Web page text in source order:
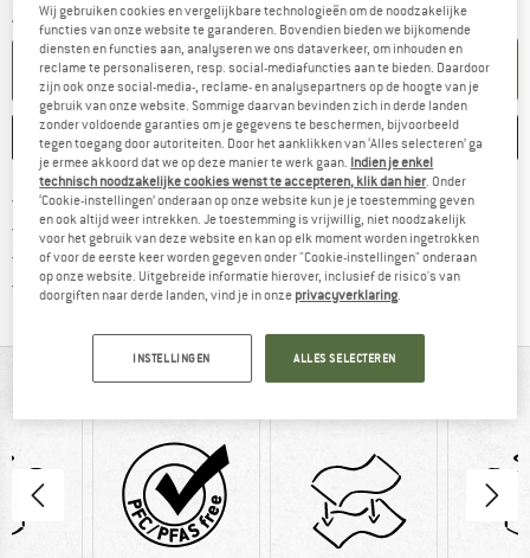
Aantal:
IN DE WINKELMAND
ONTHOUDEN VERGELIJKEN
Gratis verzending vanaf € 69 (NL)Vind hier de
100 dagen bedenktijdVind de betalingsinformatie hier!
> 4.000.000 tevreden klanten
Alle artikelen in voorraad
IN EEN OOGOPSLAG
Wij gebruiken cookies en vergelijkbare technologieën om de noodzakelijke
functies van onze website te garanderen. Bovendien bieden we bijkomende
diensten en functies aan, analyseren we ons dataverkeer, om inhouden en
reclame te personaliseren, resp. social-mediafuncties aan te bieden. Daardoor
zijn ook onze social-media-, reclame- en analysepartners op de hoogte van je
gebruik van onze website. Sommige daarvan bevinden zich in derde landen
zonder voldoende garanties om je gegevens te beschermen, bijvoorbeeld
tegen toegang door autoriteiten. Door het aanklikken van ‘Alles selecteren’ ga
je ermee akkoord dat we op deze manier te werk gaan. Indien je enkel
technisch noodzakelijke cookies wenst te accepteren, klik dan hier. Onder
‘Cookie-instellingen’ onderaan op onze website kun je je toestemming geven
en ook altijd weer intrekken. Je toestemming is vrijwillig, niet noodzakelijk
voor het gebruik van deze website en kan op elk moment worden ingetrokken
of voor de eerste keer worden gegeven onder "Cookie-instellingen" onderaan
op onze website. Uitgebreide informatie hierover, inclusief de risico's van
doorgiften naar derde landen, vind je in onze privacyverklaring.
INSTELLINGEN ALLES SELECTEREN